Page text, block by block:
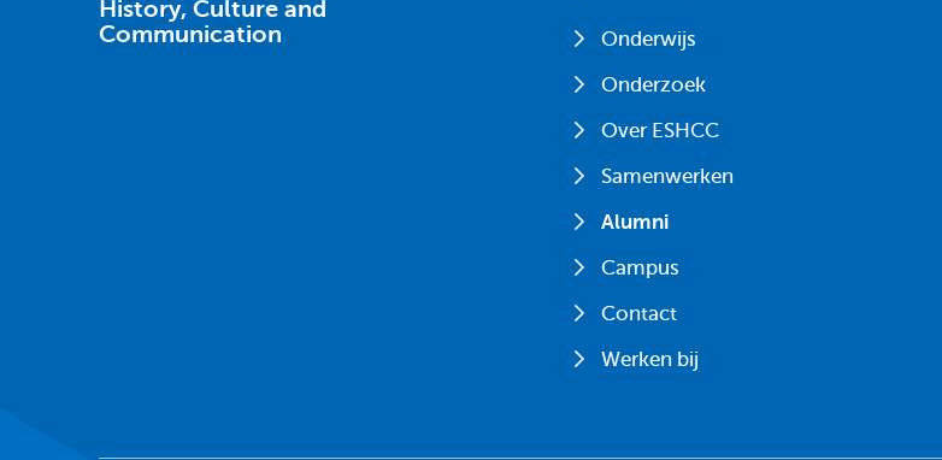
History, Culture and
Communication
Onderwijs
Onderzoek
Over ESHCC
Samenwerken
Alumni
Campus
Contact
Werken bij